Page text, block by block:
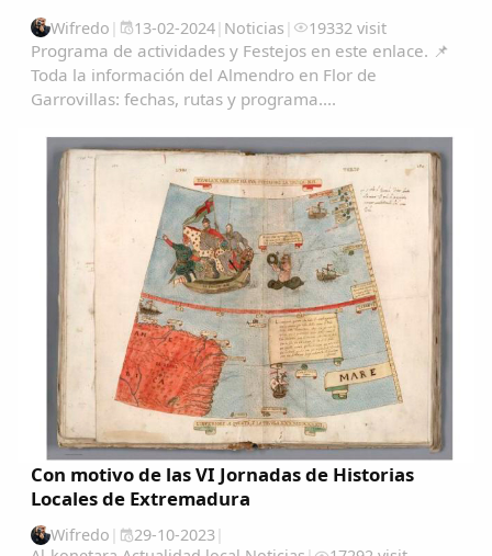
Wifredo | 13-02-2024| Noticias | 19332 visit
Programa de actividades y Festejos en este enlace. 📌
Toda la información del Almendro en Flor de
Garrovillas: fechas, rutas y programa....
Con motivo de las VI Jornadas de Historias
Locales de Extremadura
Wifredo | 29-10-2023|